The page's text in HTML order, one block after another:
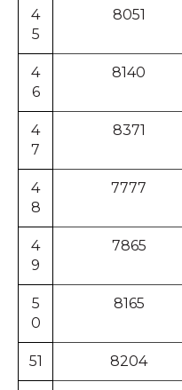
4
5
8051
4
6
8140
4
7
8371
4
8
7777
4
9
7865
5
0
8165
51 8204